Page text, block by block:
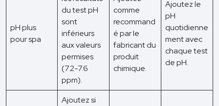
pH plus
pour spa
du test pH
sont
inférieurs
aux valeurs
permises
(7.2-7.6
ppm).
comme
recommand
é par le
fabricant du
produit
chimique.
Ajoutez le
pH
quotidienne
ment avec
chaque test
de pH.
Ajoutez si